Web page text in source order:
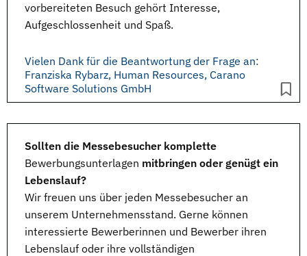
vorbereiteten Besuch gehört Interesse,
Aufgeschlossenheit und Spaß.
Vielen Dank für die Beantwortung der Frage an:
Franziska Rybarz, Human Resources, Carano
Software Solutions GmbH
Sollten die Messebesucher komplette
Bewerbungsunterlagen mitbringen oder genügt ein
Lebenslauf?
Wir freuen uns über jeden Messebesucher an
unserem Unternehmensstand. Gerne können
interessierte Bewerberinnen und Bewerber ihren
Lebenslauf oder ihre vollständigen